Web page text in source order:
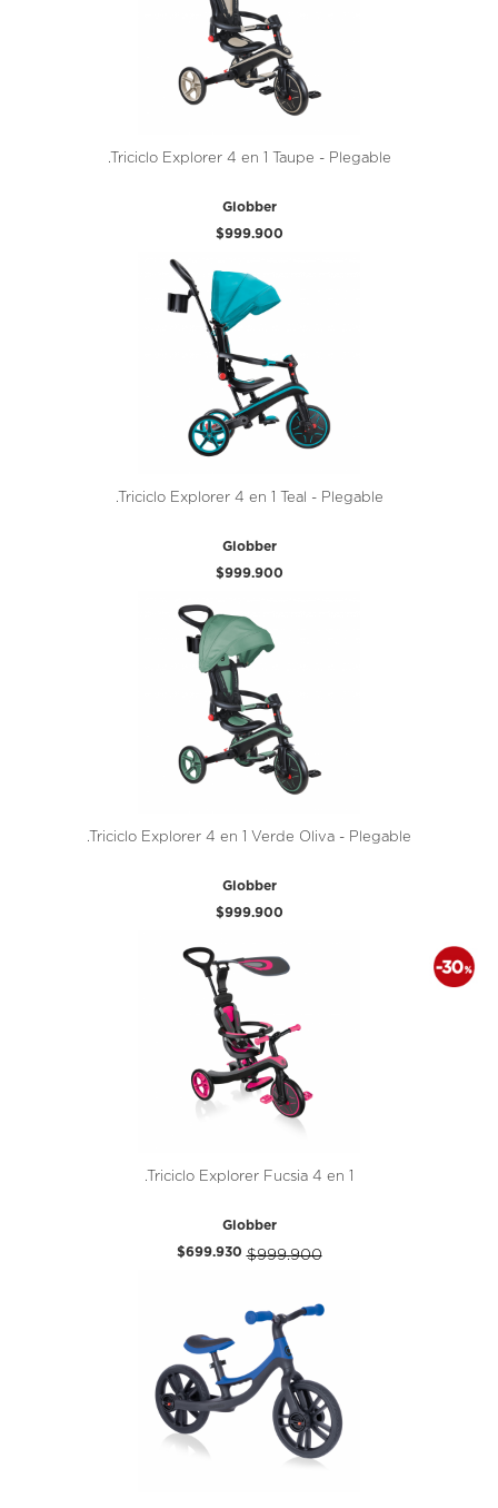
.Triciclo Explorer 4 en 1 Taupe - Plegable
Globber
$999.900
.Triciclo Explorer 4 en 1 Teal - Plegable
Globber
$999.900
.Triciclo Explorer 4 en 1 Verde Oliva - Plegable
Globber
$999.900
.Triciclo Explorer Fucsia 4 en 1
Globber
$699.930 $999.900